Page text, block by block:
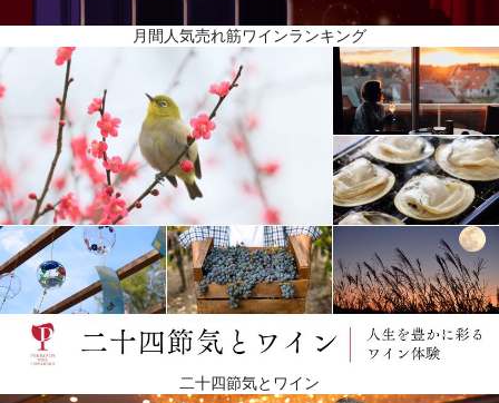
月間人気売れ筋ワインランキング
二十四節気とワイン